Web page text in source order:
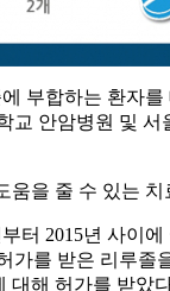
부합하는 환자
안암병원 및
을 줄 수 있는
부터 2015년 사
를 받은 리루
대해 허가를 받았